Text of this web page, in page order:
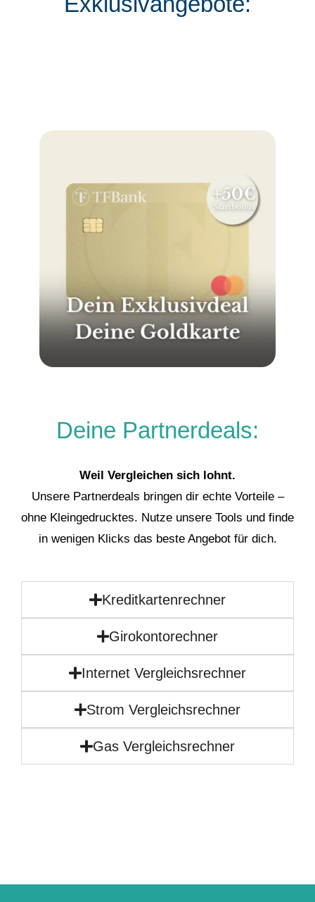
Deine Partnerdeals:
Weil Vergleichen sich lohnt.
Unsere Partnerdeals bringen dir echte Vorteile –
ohne Kleingedrucktes. Nutze unsere Tools und finde
in wenigen Klicks das beste Angebot für dich.
Kreditkartenrechner
Girokontorechner
Internet Vergleichsrechner
Strom Vergleichsrechner
Gas Vergleichsrechner